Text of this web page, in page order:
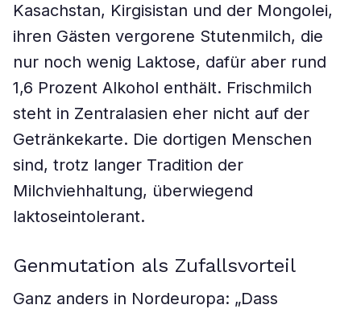
Kasachstan, Kirgisistan und der Mongolei,
ihren Gästen vergorene Stutenmilch, die
nur noch wenig Laktose, dafür aber rund
1,6 Prozent Alkohol enthält. Frischmilch
steht in Zentralasien eher nicht auf der
Getränkekarte. Die dortigen Menschen
sind, trotz langer Tradition der
Milchviehhaltung, überwiegend
laktoseintolerant.
Genmutation als Zufallsvorteil
Ganz anders in Nordeuropa: „Dass